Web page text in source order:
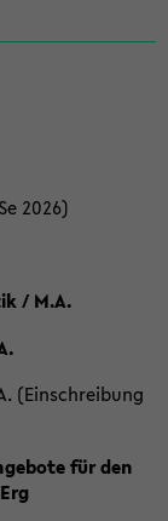
2026)
/ M.A.
(Einschreibung
für den